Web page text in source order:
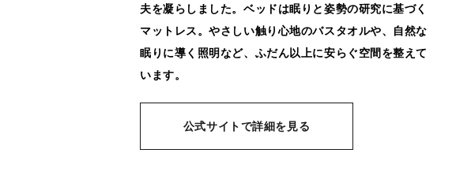
夫を凝らしました。ベッドは眠りと姿勢の研究に基づく
マットレス。やさしい触り心地のバスタオルや、自然な
眠りに導く照明など、ふだん以上に安らぐ空間を整えて
います。
公式サイトで詳細を見る